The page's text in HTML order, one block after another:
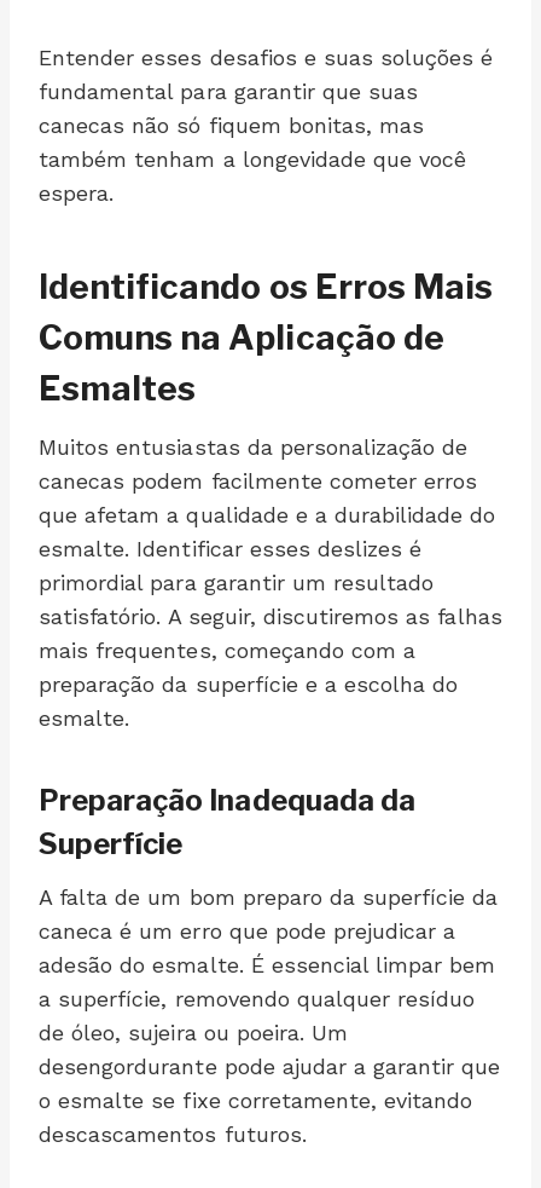
Entender esses desafios e suas soluções é
fundamental para garantir que suas
canecas não só fiquem bonitas, mas
também tenham a longevidade que você
espera.
Identificando os Erros Mais
Comuns na Aplicação de
Esmaltes
Muitos entusiastas da personalização de
canecas podem facilmente cometer erros
que afetam a qualidade e a durabilidade do
esmalte. Identificar esses deslizes é
primordial para garantir um resultado
satisfatório. A seguir, discutiremos as falhas
mais frequentes, começando com a
preparação da superfície e a escolha do
esmalte.
Preparação Inadequada da
Superfície
A falta de um bom preparo da superfície da
caneca é um erro que pode prejudicar a
adesão do esmalte. É essencial limpar bem
a superfície, removendo qualquer resíduo
de óleo, sujeira ou poeira. Um
desengordurante pode ajudar a garantir que
o esmalte se fixe corretamente, evitando
descascamentos futuros.